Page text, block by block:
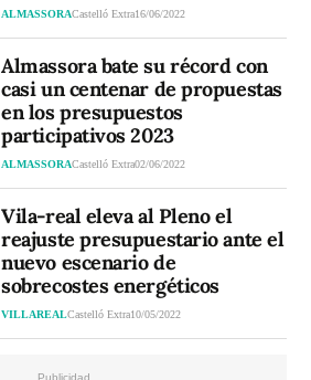
ALMASSORACastelló Extra16/06/2022
Almassora bate su récord con
casi un centenar de propuestas
en los presupuestos
participativos 2023
ALMASSORACastelló Extra02/06/2022
Vila-real eleva al Pleno el
reajuste presupuestario ante el
nuevo escenario de
sobrecostes energéticos
VILLAREALCastelló Extra10/05/2022